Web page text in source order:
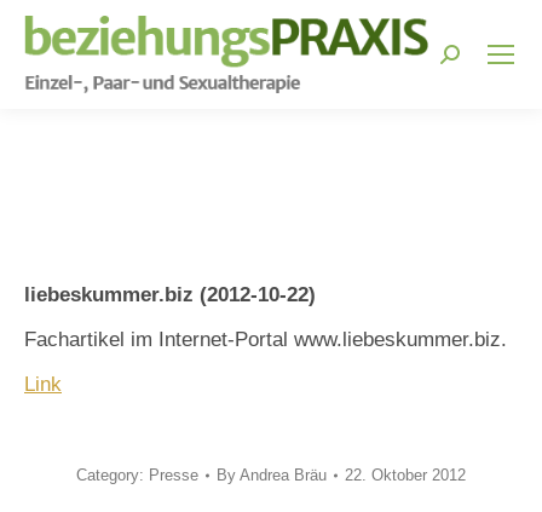
Search:
liebeskummer.biz (2012-10-22)
Fachartikel im Internet-Portal www.liebeskummer.biz.
Link
Category: Presse By Andrea Bräu 22. Oktober 2012